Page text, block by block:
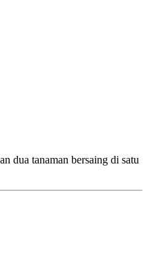
dua tanaman bersaing di satu